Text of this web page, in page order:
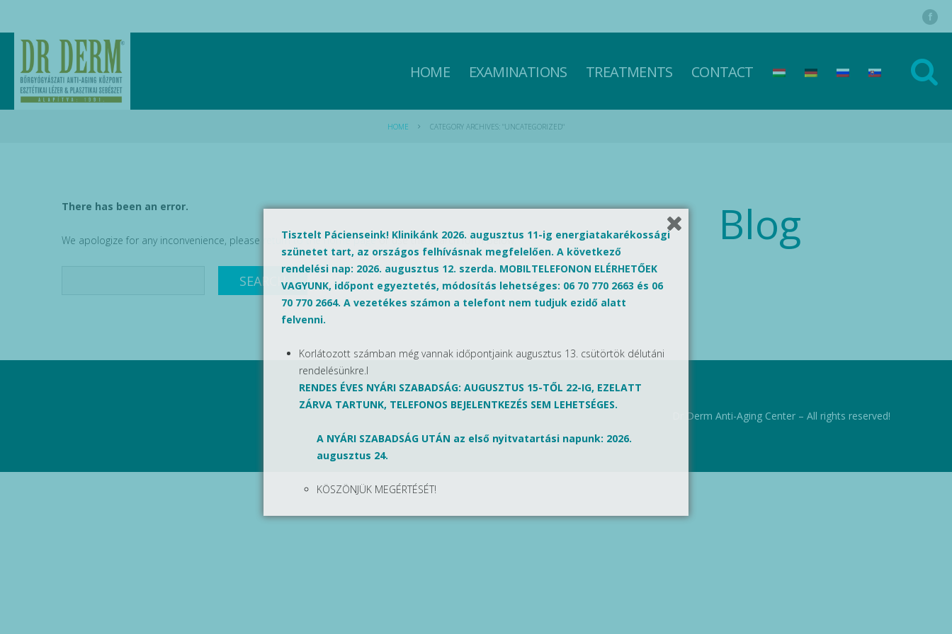
HOME EXAMINATIONS TREATMENTS CONTACT
HOME CATEGORY ARCHIVES: "UNCATEGORIZED"
There has been an error.
We apologize for any inconvenience, please return to the home pageor use the search form below. Blog
Dr Derm Anti-Aging Center – All rights reserved!
Tisztelt Pácienseink! Klinikánk 2026. augusztus 11-ig energiatakarékossági
szünetet tart, az országos felhívásnak megfelelően. A következő
rendelési nap: 2026. augusztus 12. szerda. MOBILTELEFONON ELÉRHETŐEK
VAGYUNK, időpont egyeztetés, módosítás lehetséges: 06 70 770 2663 és 06
70 770 2664. A vezetékes számon a telefont nem tudjuk ezidő alatt
felvenni.
Korlátozott számban még vannak időpontjaink augusztus 13. csütörtök délutáni
rendelésünkre.l
RENDES ÉVES NYÁRI SZABADSÁG: AUGUSZTUS 15-TŐL 22-IG, EZELATT
ZÁRVA TARTUNK, TELEFONOS BEJELENTKEZÉS SEM LEHETSÉGES.
A NYÁRI SZABADSÁG UTÁN az első nyitvatartási napunk: 2026.
augusztus 24.
KÖSZÖNJÜK MEGÉRTÉSÉT!